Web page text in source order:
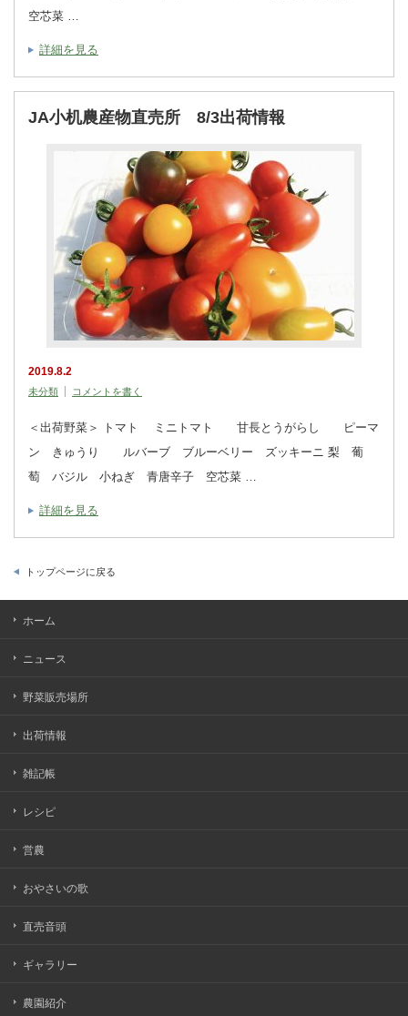
空芯菜 …
詳細を見る
JA小机農産物直売所 8/3出荷情報
2019.8.2
未分類 コメントを書く
＜出荷野菜＞ トマト ミニトマト 甘長とうがらし ピーマ
ン きゅうり ルバーブ ブルーベリー ズッキーニ 梨 葡
萄 バジル 小ねぎ 青唐辛子 空芯菜 …
詳細を見る
トップページに戻る
ホーム
ニュース
野菜販売場所
出荷情報
雑記帳
レシピ
営農
おやさいの歌
直売音頭
ギャラリー
農園紹介